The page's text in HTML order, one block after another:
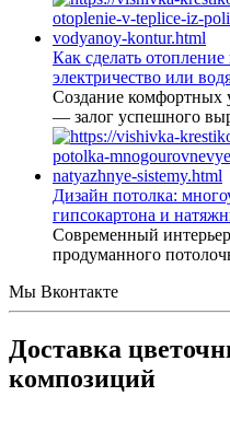
Как сделать
электричество или
Создание комфортных
— залог успешного
Дизайн потолка:
гипсокартона и
Современный
продуманного
Мы Вконтакте
Доставка
композиций